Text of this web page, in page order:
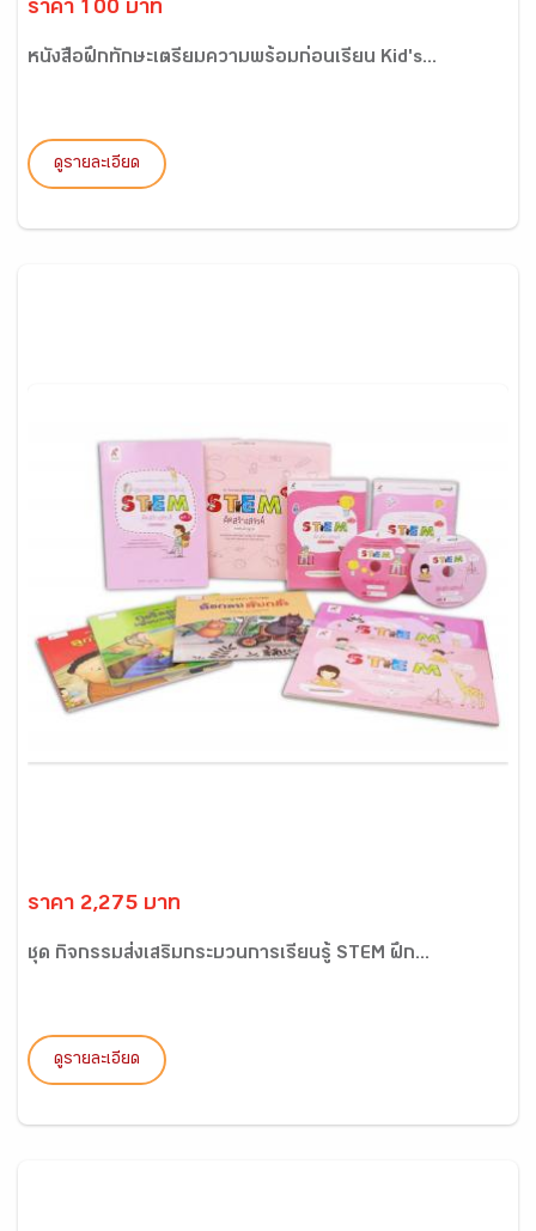
ราคา 100 บาท
หนังสือฝึกทักษะเตรียมความพร้อมก่อนเรียน Kid's...
ดูรายละเอียด
ราคา 2,275 บาท
ชุด กิจกรรมส่งเสริมกระบวนการเรียนรู้ STEM ฝึก...
ดูรายละเอียด